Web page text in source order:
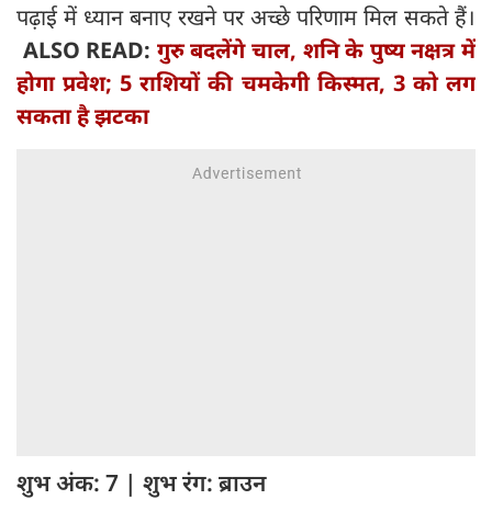
पढ़ाई में ध्यान बनाए रखने पर अच्छे परिणाम मिल सकते हैं।
ALSO READ: गुरु बदलेंगे चाल, शनि के पुष्य नक्षत्र में
होगा प्रवेश; 5 राशियों की चमकेगी किस्मत, 3 को लग
सकता है झटका
शुभ अंक: 7 | शुभ रंग: ब्राउन